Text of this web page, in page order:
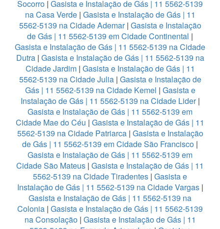
Socorro | Gasista e Instalação de Gás | 11 5562-5139
na Casa Verde| Gasista e Instalação de Gás | 11
5562-5139 na Cidade Ademar| Gasista e Instalação
de Gás | 11 5562-5139 em Cidade Continental |
Gasista e Instalação de Gás | 11 5562-5139 na Cidade
Dutra | Gasista e Instalação de Gás | 11 5562-5139 na
Cidade Jardim| Gasista e Instalação de Gás | 11
5562-5139 na Cidade Julia | Gasista e Instalação de
Gás | 11 5562-5139 na Cidade Kemel | Gasista e
Instalação de Gás | 11 5562-5139 na Cidade Lider|
Gasista e Instalação de Gás | 11 5562-5139 em
Cidade Mae do Céu | Gasista e Instalação de Gás | 11
5562-5139 na Cidade Patriarca| Gasista e Instalação
de Gás | 11 5562-5139 em Cidade São Francisco |
Gasista e Instalação de Gás | 11 5562-5139 em
Cidade São Mateus | Gasista e Instalação de Gás | 11
5562-5139 na Cidade Tiradentes | Gasista e
Instalação de Gás | 11 5562-5139 na Cidade Vargas |
Gasista e Instalação de Gás | 11 5562-5139 na
Colonia | Gasista e Instalação de Gás | 11 5562-5139
na Consolação | Gasista e Instalação de Gás | 11